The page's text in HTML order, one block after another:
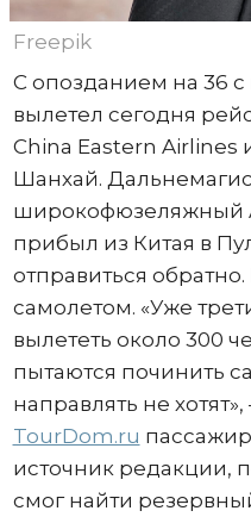
Freepik
С опозданием на 36
вылетел сегодня
China Eastern Airlines
Шанхай.
широкофюзеляжный
прибыл из Китая в
отправиться
самолетом. «Уже
вылететь около 300
пытаются починить
направлять не
TourDom.ru
источник редакции,
смог найти